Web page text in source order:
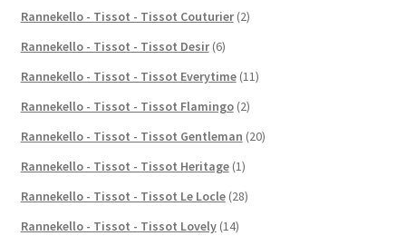
Rannekello - Tissot - Tissot Couturier (2)
Rannekello - Tissot - Tissot Desir (6)
Rannekello - Tissot - Tissot Everytime (11)
Rannekello - Tissot - Tissot Flamingo (2)
Rannekello - Tissot - Tissot Gentleman (20)
Rannekello - Tissot - Tissot Heritage (1)
Rannekello - Tissot - Tissot Le Locle (28)
Rannekello - Tissot - Tissot Lovely (14)